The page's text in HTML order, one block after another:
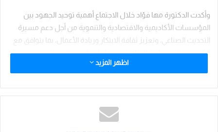
وأكدت الدكتورة مها فؤاد خلال الاجتماع أهمية توحيد الجهود بين
المؤسسات الأكاديمية والاقتصادية والتنموية من أجل دعم مسيرة
التحديث الصناعي، وتعزيز ثقافة الابتكار وريادة الأعمال، بما يتوافق مع
المتغيرات الاقتصادية العالمية ومتطلبات التنمية الحديثة.
نموذج اقتصادي وصناعي مغربي أكثر قدرة على المنافسة والاستدامة.
اظهر المزيد